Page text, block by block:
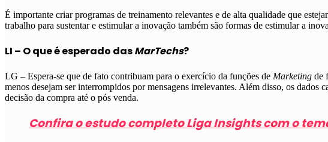
É importante criar programas de treinamento relevantes e de alta qualidade que
trabalho para sustentar e estimular a inovação também são formas de estimular a
LI – O que é esperado dasMarTechs?
LG – Espera-se que de fato contribuam para o exercício da funções de Marketing de
menos desejam ser interrompidos por mensagens irrelevantes. Além disso, os dados
decisão da compra até o pós venda.
Confira o estudo completo Liga Insights com o